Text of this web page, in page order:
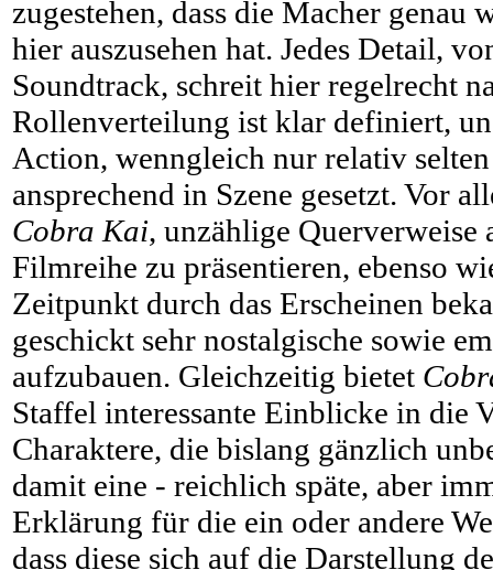
zugestehen, dass die Macher genau
hier auszusehen hat. Jedes Detail,
Soundtrack, schreit hier regelrecht
Rollenverteilung ist klar definiert,
Action, wenngleich nur relativ selten
ansprechend in Szene gesetzt. Vor
Cobra Kai, unzählige Querverweise
Filmreihe zu präsentieren, ebenso
Zeitpunkt durch das Erscheinen
geschickt sehr nostalgische sowie
aufzubauen. Gleichzeitig bietet
Staffel interessante Einblicke in die
Charaktere, die bislang gänzlich
damit eine - reichlich späte, aber
Erklärung für die ein oder andere
dass diese sich auf die Darstellung